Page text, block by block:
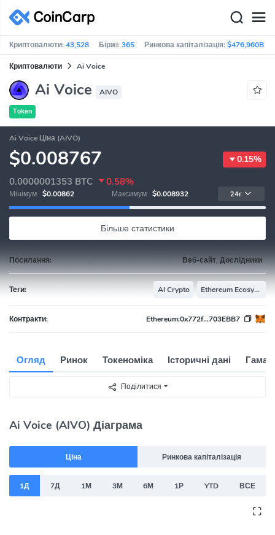
Криптовалюти:43,528 Біржі:365 Ринкова капіталізація:$476,960B
Криптовалюти Ai Voice
Ai Voice AIVO
Token
Ai Voice Ціна (AIVO)
$0.008767 0.15%
0.0000001353 BTC 0.58%
Мінімум: $0.00862 Максимум: $0.008932 24г
Більше статистики
Посилання: Веб-сайт, Дослідники
Теги: AI Crypto Ethereum Ecosystem
Контракти: Ethereum:0x772f...703EBB7
Огляд Ринок Токеноміка Історичні дані
Поділитися
Ai Voice (AIVO) Діаграма
Ціна Ринкова капіталізація
1Д 7Д 1М 3М 6М 1Р YTD ВСЕ